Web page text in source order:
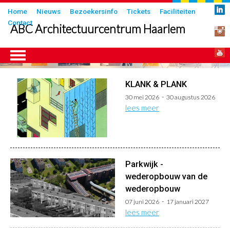
Overslaan
en
naar
inhoud
gaan
Submenu
Home Nieuws Bezoekersinfo Tickets
Faciliteiten
Contact
ABC Architectuurcentrum Haarlem
KLANK & PLANK
30 mei 2026 30 augustus 2026
lees meer
Parkwijk -
wederopbouw van de
wederopbouw
07 juni 2026 17 januari 2027
lees meer